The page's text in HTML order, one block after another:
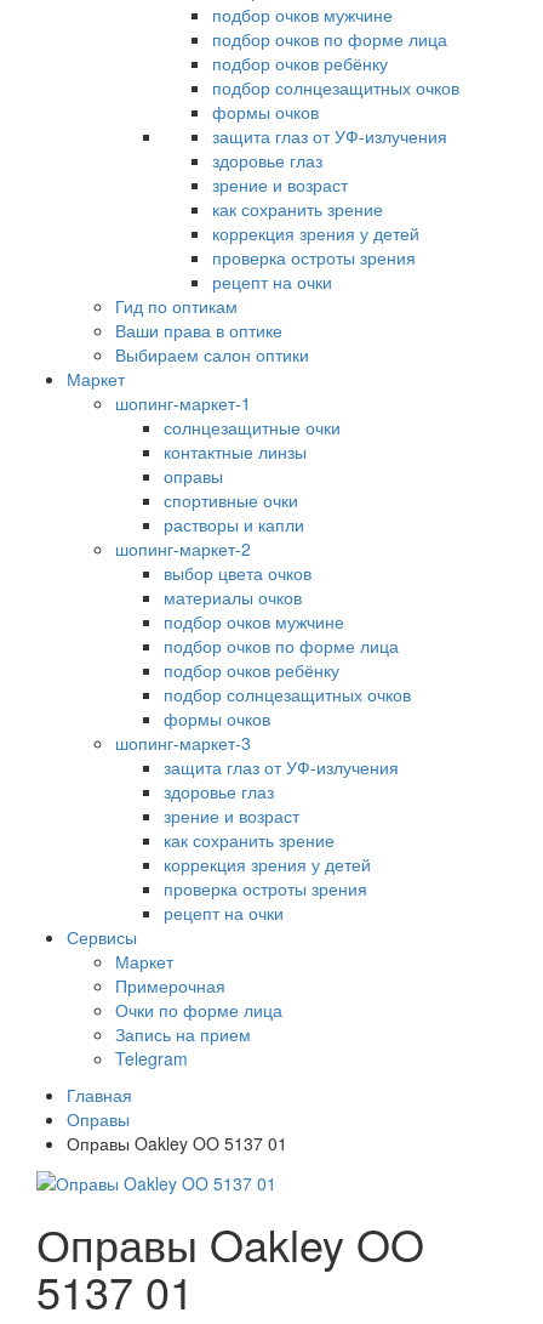
подбор очков мужчине
подбор очков по форме лица
подбор очков ребёнку
подбор солнцезащитных очков
формы очков
защита глаз от УФ-излучения
здоровье глаз
зрение и возраст
как сохранить зрение
коррекция зрения у детей
проверка остроты зрения
рецепт на очки
Гид по оптикам
Ваши права в оптике
Выбираем салон оптики
Маркет
шопинг-маркет-1
солнцезащитные очки
контактные линзы
оправы
спортивные очки
растворы и капли
шопинг-маркет-2
выбор цвета очков
материалы очков
подбор очков мужчине
подбор очков по форме лица
подбор очков ребёнку
подбор солнцезащитных очков
формы очков
шопинг-маркет-3
защита глаз от УФ-излучения
здоровье глаз
зрение и возраст
как сохранить зрение
коррекция зрения у детей
проверка остроты зрения
рецепт на очки
Сервисы
Маркет
Примерочная
Очки по форме лица
Запись на прием
Telegram
Главная
Оправы
Оправы Oakley OO 5137 01
Оправы Oakley OO
5137 01